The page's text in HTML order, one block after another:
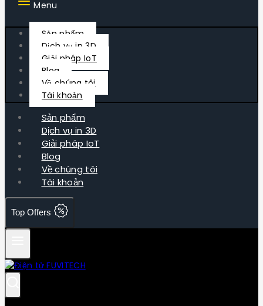
Menu
Sản phẩm
Dịch vụ in 3D
Giải pháp IoT
Blog
Về chúng tôi
Tài khoản
Sản phẩm
Dịch vụ in 3D
Giải pháp IoT
Blog
Về chúng tôi
Tài khoản
Top Offers